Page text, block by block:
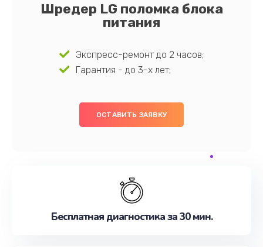
Шредер LG поломка блока
питания
Экспресс-ремонт до 2 часов;
Гарантия - до 3-х лет;
ОСТАВИТЬ ЗАЯВКУ
Бесплатная диагностика за 30 мин.